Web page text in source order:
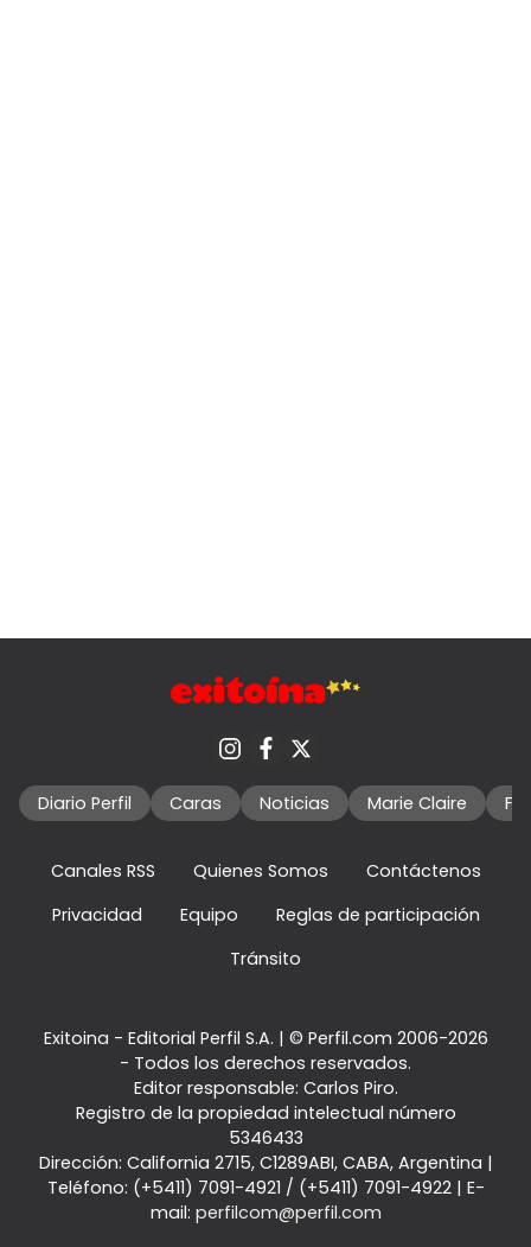
Diario Perfil Caras Noticias Marie Claire
Canales RSS Quienes Somos
Contáctenos
Privacidad
Equipo
Reglas de participación
Tránsito
Exitoina - Editorial Perfil S.A. | © Perfil.com 2006-2026
- Todos los derechos reservados.
Editor responsable: Carlos Piro.
Registro de la propiedad intelectual número
5346433
Dirección: California 2715, C1289ABI, CABA, Argentina |
Teléfono: (+5411) 7091-4921 / (+5411) 7091-4922| E-
mail: perfilcom@perfil.com